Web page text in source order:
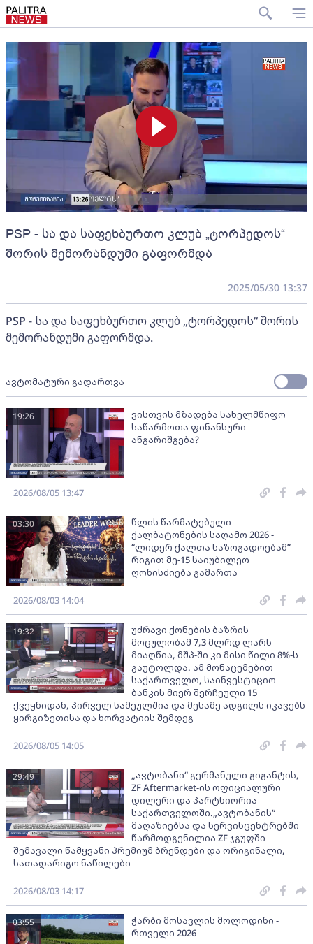
PSP - სა და საფეხბურთო კლუბ „ტორპედოს“
შორის მემორანდუმი გაფორმდა
2025/05/30 13:37
PSP - სა და საფეხბურთო კლუბ „ტორპედოს“ შორის
მემორანდუმი გაფორმდა.
ავტომატური გადართვა
ვისთვის მზადება სახელმწიფო
საწარმოთა ფინანსური
ანგარიშგება?
19:26
2026/08/05 13:47
წლის წარმატებული
ქალბატონების საღამო 2026 -
“ლიდერ ქალთა საზოგადოებამ”
რიგით მე-15 საიუბილეო
ღონისძიება გამართა
03:30
2026/08/03 14:04
უძრავი ქონების ბაზრის
მოცულობამ 7,3 მლრდ ლარს
მიაღწია, მშპ-ში კი მისი წილი 8%-ს
გაუტოლდა. ამ მონაცემებით
საქართველო, საინვესტიციო
ბანკის მიერ შერჩეული 15
ქვეყნიდან, პირველ სამეულშია და მესამე ადგილს იკავებს
ყირგიზეთისა და ხორვატიის შემდეგ
19:32
2026/08/05 14:05
„ავტობანი“ გერმანული გიგანტის,
ZF Aftermarket-ის ოფიციალური
დილერი და პარტნიორია
საქართველოში.„ავტობანის“
მაღაზიებსა და სერვისცენტრებში
წარმოდგენილია ZF ჯგუფში
შემავალი წამყვანი პრემიუმ ბრენდები და ორიგინალი,
სათადარიგო ნაწილები
29:49
2026/08/03 14:17
ჭარბი მოსავლის მოლოდინი -
რთველი 2026
03:55